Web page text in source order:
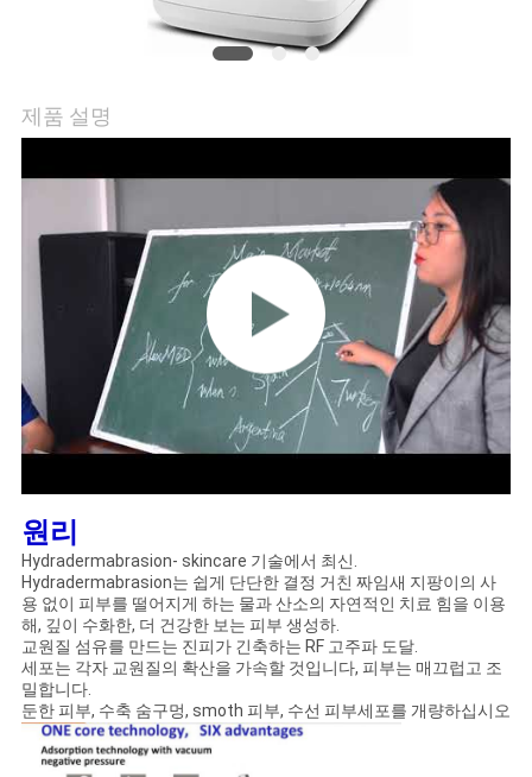
POLICY
제품 설명
원리
Hydradermabrasion- skincare 기술에서 최신.
Hydradermabrasion는 쉽게 단단한 결정 거친 짜임새 지팡이의 사
용 없이 피부를 떨어지게 하는 물과 산소의 자연적인 치료 힘을 이용
해, 깊이 수화한, 더 건강한 보는 피부 생성하.
교원질 섬유를 만드는 진피가 긴축하는 RF 고주파 도달.
세포는 각자 교원질의 확산을 가속할 것입니다, 피부는 매끄럽고 조
밀합니다.
둔한 피부, 수축 숨구멍, smoth 피부, 수선 피부세포를 개량하십시오